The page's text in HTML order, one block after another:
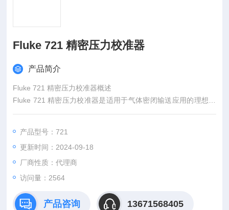
Fluke 721 精密压力校准器
产品简介
Fluke 721 精密压力校准器概述
Fluke 721 精密压力校准器是适用于气体密闭输送应用的理想工
具。借助校准器上配备的两个独立压力传感器，只需使用这一种
产品型号：721
更新时间：2024-09-18
厂商性质：代理商
访问量：2564
产品咨询 13671568405